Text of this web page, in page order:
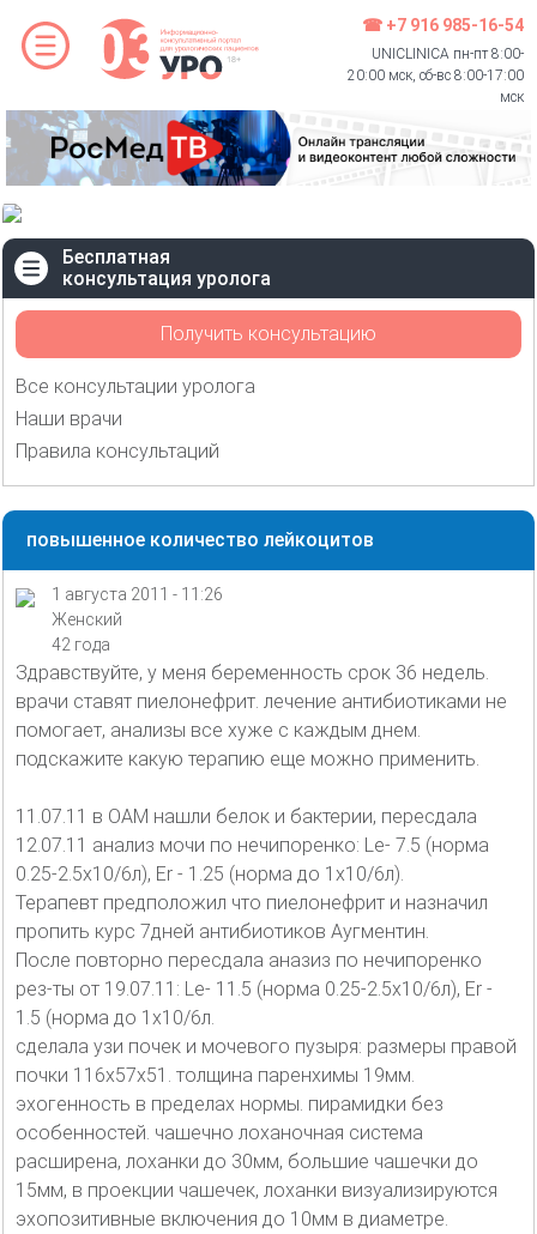
☎ +7 916 985-16-54
UNICLINICA пн-пт 8:00-
20:00 мск, сб-вс 8:00-17:00
мск
Бесплатная
консультация уролога
Получить консультацию
Все консультации уролога
Наши врачи
Правила консультаций
повышенное количество лейкоцитов
1 августа 2011 - 11:26
Женский
42 года
Здравствуйте, у меня беременность срок 36 недель.
врачи ставят пиелонефрит. лечение антибиотиками не
помогает, анализы все хуже с каждым днем.
подскажите какую терапию еще можно применить.
11.07.11 в ОАМ нашли белок и бактерии, пересдала
12.07.11 анализ мочи по нечипоренко: Le- 7.5 (норма
0.25-2.5x10/6л), Er - 1.25 (норма до 1х10/6л).
Терапевт предположил что пиелонефрит и назначил
пропить курс 7дней антибиотиков Аугментин.
После повторно пересдала аназиз по нечипоренко
рез-ты от 19.07.11: Le- 11.5 (норма 0.25-2.5x10/6л), Er -
1.5 (норма до 1х10/6л.
сделала узи почек и мочевого пузыря: размеры правой
почки 116х57х51. толщина паренхимы 19мм.
эхогенность в пределах нормы. пирамидки без
особенностей. чашечно лоханочная система
расширена, лоханки до 30мм, большие чашечки до
15мм, в проекции чашечек, лоханки визуализируются
эхопозитивные включения до 10мм в диаметре.